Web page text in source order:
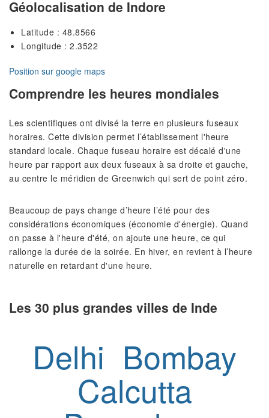
Géolocalisation de Indore
Latitude : 48.8566
Longitude : 2.3522
Position sur google maps
Comprendre les heures mondiales
Les scientifiques ont divisé la terre en plusieurs fuseaux
horaires. Cette division permet l’établissement l'heure
standard locale. Chaque fuseau horaire est décalé d'une
heure par rapport aux deux fuseaux à sa droite et gauche,
au centre le méridien de Greenwich qui sert de point zéro.
Beaucoup de pays change d’heure l’été pour des
considérations économiques (économie d'énergie). Quand
on passe à l'heure d'été, on ajoute une heure, ce qui
rallonge la durée de la soirée. En hiver, en revient à l’heure
naturelle en retardant d'une heure.
Les 30 plus grandes villes de Inde
Delhi Bombay
Calcutta